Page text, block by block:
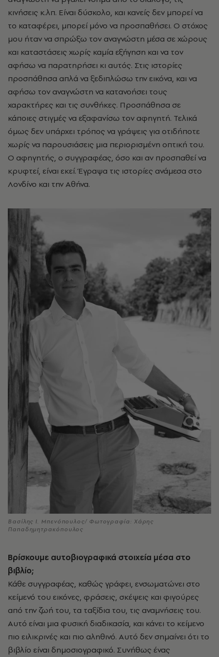
κινήσεις κ.λπ. Είναι δύσκολο, και κανείς δεν μπορεί να
το καταφέρει, μπορεί μόνο να προσπαθήσει. Ο στόχος
μου ήταν να σπρώξω τον αναγνώστη μέσα σε χώρους
και καταστάσεις χωρίς καμία εξήγηση και να τον
αφήσω να παρατηρήσει κι αυτός. Στις ιστορίες
προσπάθησα απλά να ξεδιπλώσω την εικόνα, και να
αφήσω τον αναγνώστη να κατανοήσει τους
χαρακτήρες και τις συνθήκες. Προσπάθησα σε
κάποιες στιγμές να εξαφανίσω τον αφηγητή. Τελικά
όμως δεν υπάρχει τρόπος να γράψεις για οτιδήποτε
χωρίς να παρουσιάσεις μια περιορισμένη οπτική του.
Ο αφηγητής, ο συγγραφέας, όσο και αν προσπαθεί να
κρυφτεί, είναι εκεί. Έγραψα τις ιστορίες ανάμεσα στο
Λονδίνο και την Αθήνα.
Βασίλης Ι. Μπενόπουλος/ Φωτογραφία: Χάρης
Παπαδημητρακόπουλος
Βρίσκουμε αυτοβιογραφικά στοιχεία μέσα στο
βιβλίο;
Κάθε συγγραφέας, καθώς γράφει, ενσωματώνει στο
κείμενό του εικόνες, φράσεις, σκέψεις και φιγούρες
από την ζωή του, τα ταξίδια του, τις αναμνήσεις του.
Αυτό είναι μια φυσική διαδικασία, και κάνει το κείμενο
πιο ειλικρινές και πιο αληθινό. Αυτό δεν σημαίνει ότι το
βιβλίο είναι δημοσιογραφικό. Συνήθως ένας